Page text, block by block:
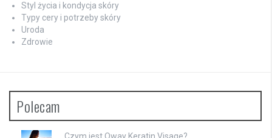
Styl życia i kondycja skóry
Typy cery i potrzeby skóry
Uroda
Zdrowie
Polecam